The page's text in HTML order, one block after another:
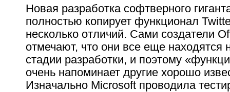
Новая разработка софтверного
полностью копирует функционал
несколько отличий. Сами создатели
отмечают, что они все еще находятся
стадии разработки, и поэтому
очень напоминает другие хорошо
Изначально Microsoft проводила